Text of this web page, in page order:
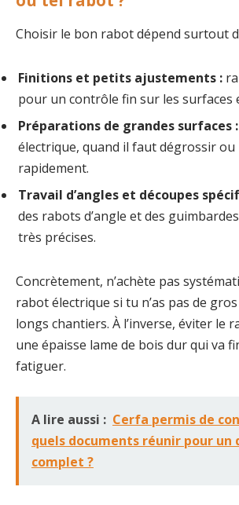
Choisir le bon rabot dépend surtout
Finitions et petits ajustements :
pour un contrôle fin sur les surfaces
Préparations de grandes surfaces :
électrique, quand il faut dégrossir ou
rapidement.
Travail d’angles et découpes
des rabots d’angle et des
très précises.
Concrètement, n’achète pas
rabot électrique si tu n’as pas de
longs chantiers. À l’inverse, éviter le
une épaisse lame de bois dur qui va
fatiguer.
A lire aussi : Cerfa permis de
quels documents réunir pour un
complet ?